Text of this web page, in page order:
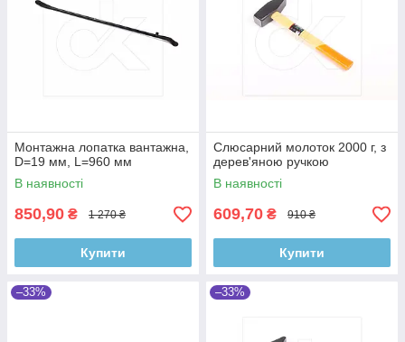
Монтажна лопатка вантажна,
D=19 мм, L=960 мм
В наявності
850,90 ₴ 1 270 ₴
Купити
Слюсарний молоток 2000 г, з
дерев'яною ручкою
В наявності
609,70 ₴ 910 ₴
Купити
–33% –33%